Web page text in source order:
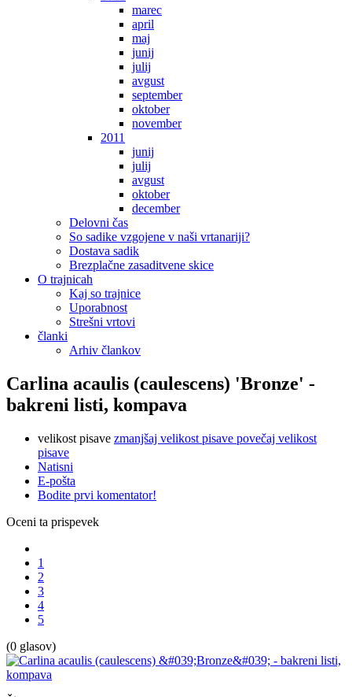
marec
april
maj
junij
julij
avgust
september
oktober
november
2011
junij
julij
avgust
oktober
december
Delovni čas
So sadike vzgojene v naši vrtanariji?
Dostava sadik
Brezplačne zasaditvene skice
O trajnicah
Kaj so trajnice
Uporabnost
Strešni vrtovi
članki
Arhiv člankov
Carlina acaulis (caulescens) 'Bronze' -
bakreni listi, kompava
velikost pisave zmanjšaj velikost pisave povečaj velikost
pisave
Natisni
E-pošta
Bodite prvi komentator!
Oceni ta prispevek
1
2
3
4
5
(0 glasov)